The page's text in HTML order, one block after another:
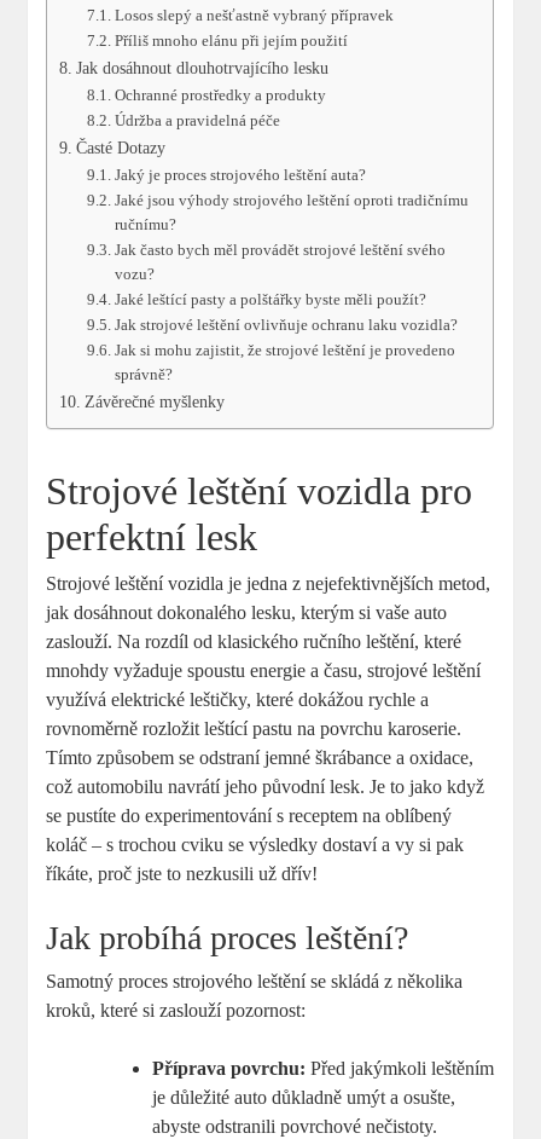
Losos slepý​ a nešťastně vybraný přípravek
Příliš mnoho elánu při jejím použití
Jak dosáhnout ‍dlouhotrvajícího⁢ lesku
Ochranné⁢ prostředky a produkty
Údržba a pravidelná ​péče
Časté Dotazy
Jaký‍ je proces ⁤strojového leštění auta?
Jaké jsou výhody​ strojového leštění oproti tradičnímu
ručnímu?
Jak často bych měl provádět strojové leštění ⁤svého
vozu?
Jaké leštící pasty ⁣a polštářky⁤ byste měli použít?
Jak strojové⁤ leštění ovlivňuje ochranu laku vozidla?
Jak si mohu zajistit, že strojové leštění je provedeno
správně?
Závěrečné ‍myšlenky
Strojové⁢ leštění⁢ vozidla pro
‍perfektní lesk
Strojové leštění vozidla je ‌jedna z nejefektivnějších metod,⁢
jak ⁢dosáhnout dokonalého lesku,‍ kterým ⁢si vaše auto
zaslouží. Na ⁣rozdíl od klasického ‌ručního leštění, které
mnohdy vyžaduje ⁤spoustu⁤ energie a času, strojové leštění
využívá elektrické‌ leštičky, ‌které dokážou rychle a
rovnoměrně⁢ rozložit leštící pastu​ na povrchu karoserie.
Tímto způsobem se‍ odstraní jemné škrábance a oxidace,
⁢což⁣ automobilu navrátí jeho původní lesk. Je to jako ‌když ​
se pustíte ⁣do experimentování s receptem na oblíbený
koláč –‌ s trochou ‍cviku se výsledky dostaví⁤ a vy si pak
říkáte, proč‌ jste to nezkusili už‌ dřív!
Jak probíhá proces leštění?
Samotný proces strojového leštění se skládá z⁣ několika
kroků, které si⁤ zaslouží pozornost:
Příprava povrchu: ‌Před jakýmkoli leštěním
je ​důležité auto důkladně umýt a⁢ osušte,⁢
abyste odstranili povrchové nečistoty.